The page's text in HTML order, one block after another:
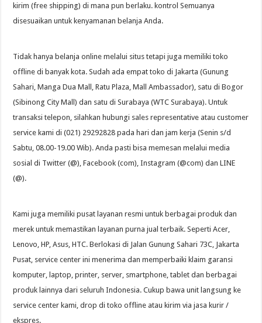
kirim (free shipping) di mana pun berlaku. kontrol Semuanya
disesuaikan untuk kenyamanan belanja Anda.
Tidak hanya belanja online melalui situs tetapi juga memiliki toko
offline di banyak kota. Sudah ada empat toko di Jakarta (Gunung
Sahari, Manga Dua Mall, Ratu Plaza, Mall Ambassador), satu di Bogor
(Sibinong City Mall) dan satu di Surabaya (WTC Surabaya). Untuk
transaksi telepon, silahkan hubungi sales representative atau customer
service kami di (021) 29292828 pada hari dan jam kerja (Senin s/d
Sabtu, 08.00-19.00 Wib). Anda pasti bisa memesan melalui media
sosial di Twitter (@), Facebook (com), Instagram (@com) dan LINE
(@).
Kami juga memiliki pusat layanan resmi untuk berbagai produk dan
merek untuk memastikan layanan purna jual terbaik. Seperti Acer,
Lenovo, HP, Asus, HTC. Berlokasi di Jalan Gunung Sahari 73C, Jakarta
Pusat, service center ini menerima dan memperbaiki klaim garansi
komputer, laptop, printer, server, smartphone, tablet dan berbagai
produk lainnya dari seluruh Indonesia. Cukup bawa unit langsung ke
service center kami, drop di toko offline atau kirim via jasa kurir /
ekspres.